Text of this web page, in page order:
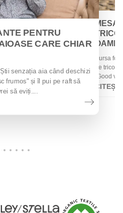
PENTRU
CARE CHIAR
senzația aia când deschizi
frumos" și îl pui pe raft să
să eviți....
Sursa
de
„Good